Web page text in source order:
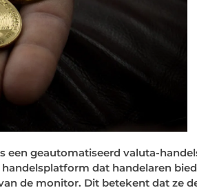
een geautomatiseerd valuta-
dat handelaren
de monitor. Dit betekent dat ze